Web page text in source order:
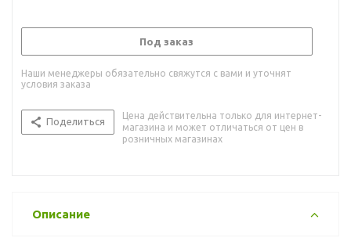
Под заказ
Наши менеджеры обязательно свяжутся с вами и уточнят
условия заказа
Поделиться
Цена действительна только для интернет-
магазина и может отличаться от цен в
розничных магазинах
Описание